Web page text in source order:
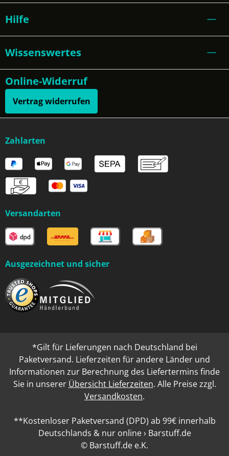
Hilfe
Wissenswertes
Online-Widerruf
Vertrag widerrufen
Zahlarten
Versandarten
Ausgezeichnet und sicher
*Gilt für Lieferungen nach Deutschland bei
Paketversand. Lieferzeiten für andere Länder und
Informationen zur Berechnung des Liefertermins finde
Sie in unserer Übersicht Lieferzeiten. Alle Preise zzgl.
Versandkosten.
**Kostenloser Paketversand (DPD) ab 99€ innerhalb
Deutschlands & nur online › Barstuff.de
© Barstuff.de e.K.